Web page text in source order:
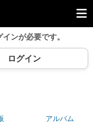
インが必要です。
ログイン
アルバム